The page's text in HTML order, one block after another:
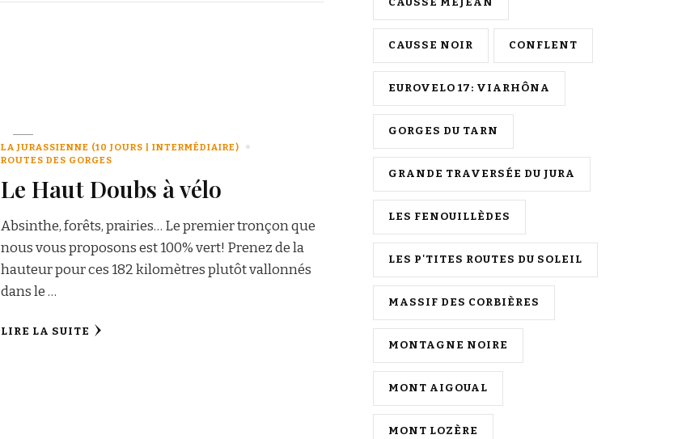
LA JURASSIENNE (10 JOURS | INTERMÉDIAIRE)
ROUTES DES GORGES
Le Haut Doubs à vélo
Absinthe, forêts, prairies… Le premier tronçon que
nous vous proposons est 100% vert! Prenez de la
hauteur pour ces 182 kilomètres plutôt vallonnés
dans le …
LIRE LA SUITE
CAUSSE NOIR CONFLENT
EUROVELO 17: VIARHÔNA
GORGES DU TARN
GRANDE TRAVERSÉE DU JURA
LES FENOUILLÈDES
LES P'TITES ROUTES DU SOLEIL
MASSIF DES CORBIÈRES
MONTAGNE NOIRE
MONT AIGOUAL
MONT LOZÈRE